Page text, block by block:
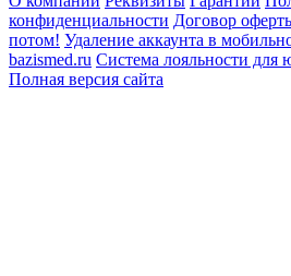
конфиденциальности Договор
потом! Удаление аккаунта в
bazismed.ru Система лояльности для
Полная версия сайта